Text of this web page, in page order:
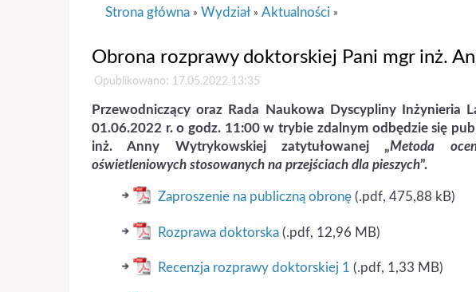
Strona główna » Wydział » Aktualności »
Obrona rozprawy doktorskiej Pani mgr inż.
Opublikowano: 17.05.2022 13:35
Przewodniczący oraz Rada Naukowa Dyscypliny Inżynieria
01.06.2022 r. o godz. 11:00 w trybie zdalnym odbędzie się
inż. Anny Wytrykowskiej zatytułowanej „Metoda
oświetleniowych stosowanych na przejściach dla pieszych”.
Zaproszenie na publiczną obronę (.pdf, 475,88 kB)
Rozprawa doktorska (.pdf, 12,96 MB)
Recenzja rozprawy doktorskiej 1 (.pdf, 1,33 MB)